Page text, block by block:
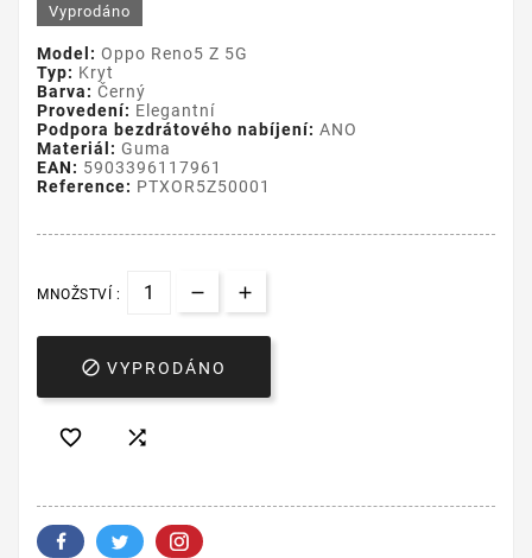
Vyprodáno
Model: Oppo Reno5 Z 5G
Typ: Kryt
Barva: Černý
Provedení: Elegantní
Podpora bezdrátového nabíjení: ANO
Materiál: Guma
EAN: 5903396117961
Reference: PTXOR5Z50001
MNOŽSTVÍ :
 VYPRODÁNO
 